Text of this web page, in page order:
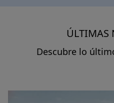
ÚLTIMAS
Descubre lo